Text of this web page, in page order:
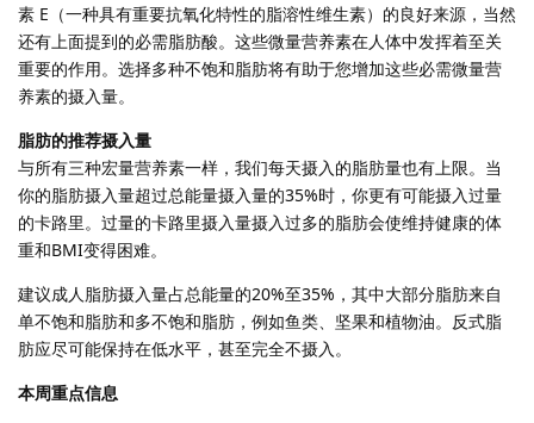
素 E（一种具有重要抗氧化特性的脂溶性维生素）的良好来源，当然
还有上面提到的必需脂肪酸。这些微量营养素在人体中发挥着至关
重要的作用。选择多种不饱和脂肪将有助于您增加这些必需微量营
养素的摄入量。
脂肪的推荐摄入量
与所有三种宏量营养素一样，我们每天摄入的脂肪量也有上限。当
你的脂肪摄入量超过总能量摄入量的35%时，你更有可能摄入过量
的卡路里。过量的卡路里摄入量摄入过多的脂肪会使维持健康的体
重和BMI变得困难。
建议成人脂肪摄入量占总能量的20%至35%，其中大部分脂肪来自
单不饱和脂肪和多不饱和脂肪，例如鱼类、坚果和植物油。反式脂
肪应尽可能保持在低水平，甚至完全不摄入。
本周重点信息